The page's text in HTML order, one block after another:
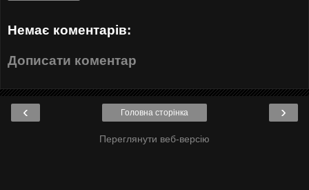
Немає коментарів:
Дописати коментар
‹ ›
Головна сторінка
Переглянути веб-версію